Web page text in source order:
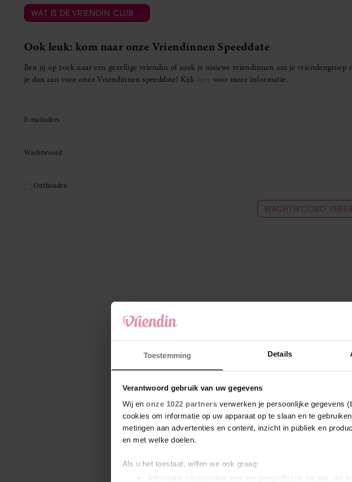
Toestemming Details
Verantwoord gebruik van uw gegevens
Wij en onze 1022 partners verwerken je persoonlijke gegevens
cookies om informatie op uw apparaat op te slaan en te
metingen aan advertenties en content, inzicht in publiek en
en met welke doelen.
Als u het toestaat, willen we ook graag:
Informatie verzamelen over uw geografische locatie, die
WAT IS DE VRIENDIN CLUB
Ook leuk: kom naar onze Vriendinnen Speeddate
Ben jij op zoek naar een gezellige vriendin of zoek je nieuwe vriendinnen om je vriendengroep
je dan aan voor onze Vriendinnen speeddate! Kijk hier voor meer informatie.
E-mailadres
Wachtwoord
Onthouden
WACHTWOORD